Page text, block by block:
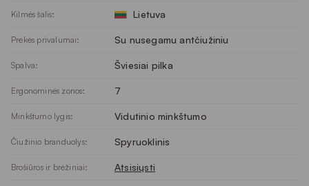
Kilmės šalis: Lietuva
Prekės privalumai: Su nusegamu antčiužiniu
Spalva: Šviesiai pilka
Ergonominės zonos: 7
Minkštumo lygis: Vidutinio minkštumo
Čiužinio branduolys: Spyruoklinis
Brošiūros ir brėžiniai: Atsisiųsti